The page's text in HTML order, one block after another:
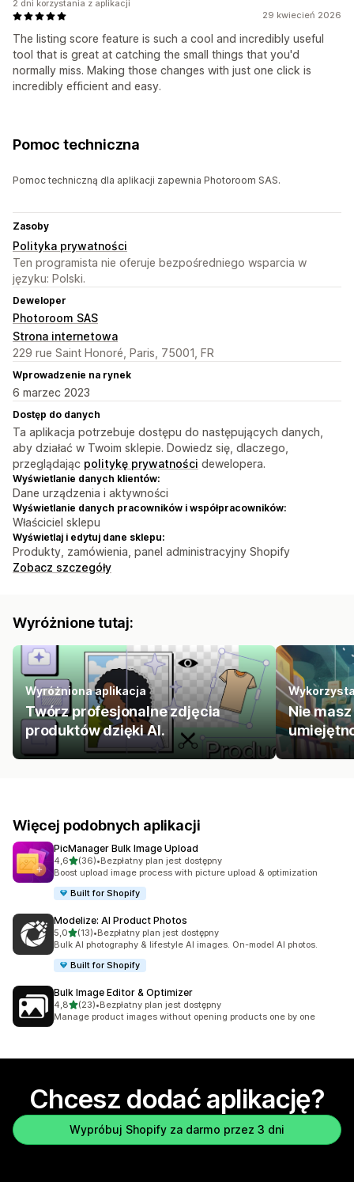
29 kwiecień 2026
The listing score feature is such a cool and incredibly useful
tool that is great at catching the small things that you'd
normally miss. Making those changes with just one click is
incredibly efficient and easy.
2 dni korzystania z aplikacji
Pomoc techniczna
Pomoc techniczną dla aplikacji zapewnia Photoroom SAS.
Zasoby
Polityka prywatności
Ten programista nie oferuje bezpośredniego wsparcia w
języku: Polski.
Deweloper
Photoroom SAS
Strona internetowa
229 rue Saint Honoré, Paris, 75001, FR
Wprowadzenie na rynek
6 marzec 2023
Dostęp do danych
Ta aplikacja potrzebuje dostępu do następujących danych,
aby działać w Twoim sklepie. Dowiedz się, dlaczego,
przeglądając politykę prywatności dewelopera.
Wyświetlanie danych klientów:
Dane urządzenia i aktywności
Wyświetlanie danych pracowników i współpracowników:
Właściciel sklepu
Wyświetlaj i edytuj dane sklepu:
Produkty, zamówienia, panel administracyjny Shopify
Zobacz szczegóły
Wyróżnione tutaj:
Wyróżniona aplikacja
Twórz profesjonalne zdjęcia
produktów dzięki AI.
Nie
Więcej podobnych aplikacji
PicManager Bulk Image Upload
4,6na 5 gwiazdek
(36)
Łączna liczba recenzji: 36
•Bezpłatny plan jest dostępny
Boost upload image process with picture upload & optimization
Built for Shopify
Modelize: AI Product Photos
5,0na 5 gwiazdek
(13)
Łączna liczba recenzji: 13
•Bezpłatny plan jest dostępny
Bulk AI photography & lifestyle AI images. On-model AI photos.
Built for Shopify
Bulk Image Editor & Optimizer
4,8na 5 gwiazdek
(23)
Łączna liczba recenzji: 23
•Bezpłatny plan jest dostępny
Manage product images without opening products one by one
Chcesz dodać aplikację?
Wypróbuj Shopify za darmo przez 3 dni